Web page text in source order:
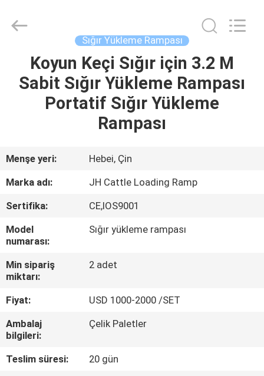
ÜRÜN:%
HAKKIMIZDA
TURU
KONTROL
BIZIMLE
ILETIŞIME
GEÇIN
products
Sığır Yükleme Rampası
Koyun Keçi Sığır için 3.2 M
Sabit Sığır Yükleme Rampası
Portatif Sığır Yükleme
Rampası
Menşe yeri:
Hebei, Çin
Marka adı:
JH Cattle Loading Ramp
Sertifika:
CE,IOS9001
Model
numarası:
Sığır yükleme rampası
Min sipariş
miktarı:
2 adet
Fiyat:
USD 1000-2000 /SET
Ambalaj
bilgileri:
Çelik Paletler
Teslim süresi:
20 gün